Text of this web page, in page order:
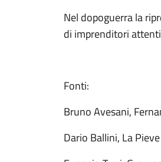
Nel dopoguerra la
di imprenditori
Fonti:
Bruno Avesani,
Dario Ballini, La